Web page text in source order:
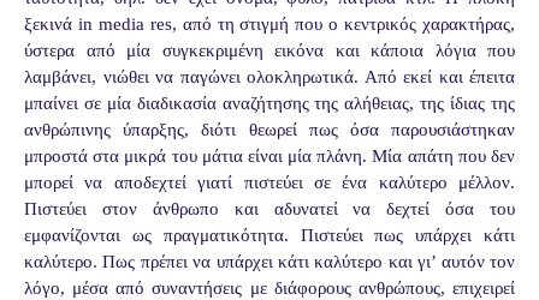
ξεκινά in media res, από τη στιγμή που ο κεντρικός χαρακτήρας,
ύστερα από μία συγκεκριμένη εικόνα και κάποια λόγια που
λαμβάνει, νιώθει να παγώνει ολοκληρωτικά. Από εκεί και έπειτα
μπαίνει σε μία διαδικασία αναζήτησης της αλήθειας, της ίδιας της
ανθρώπινης ύπαρξης, διότι θεωρεί πως όσα παρουσιάστηκαν
μπροστά στα μικρά του μάτια είναι μία πλάνη. Μία απάτη που δεν
μπορεί να αποδεχτεί γιατί πιστεύει σε ένα καλύτερο μέλλον.
Πιστεύει στον άνθρωπο και αδυνατεί να δεχτεί όσα του
εμφανίζονται ως πραγματικότητα. Πιστεύει πως υπάρχει κάτι
καλύτερο. Πως πρέπει να υπάρχει κάτι καλύτερο και γι’ αυτόν τον
λόγο, μέσα από συναντήσεις με διάφορους ανθρώπους, επιχειρεί